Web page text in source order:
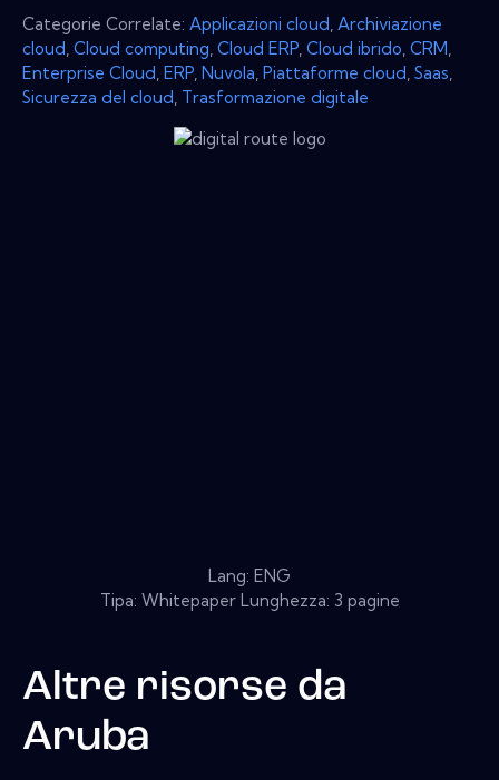
Categorie Correlate: Applicazioni cloud Archiviazione
cloud Cloud computing Cloud ERP Cloud ibrido CRM
Enterprise Cloud ERP Nuvola Piattaforme cloud Saas
Sicurezza del cloud Trasformazione digitale
Lang: ENG
Tipa: Whitepaper Lunghezza: 3 pagine
Altre risorse da
Aruba